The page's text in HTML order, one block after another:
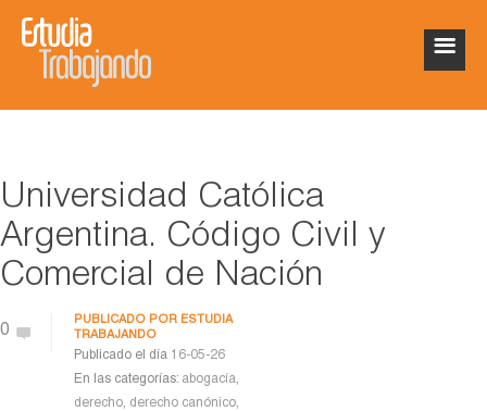
Universidad Católica
Argentina. Código Civil y
Comercial de Nación
0
PUBLICADO POR ESTUDIA
TRABAJANDO
Publicado el día 16-05-26
En las categorías: abogacía,
derecho, derecho canónico,